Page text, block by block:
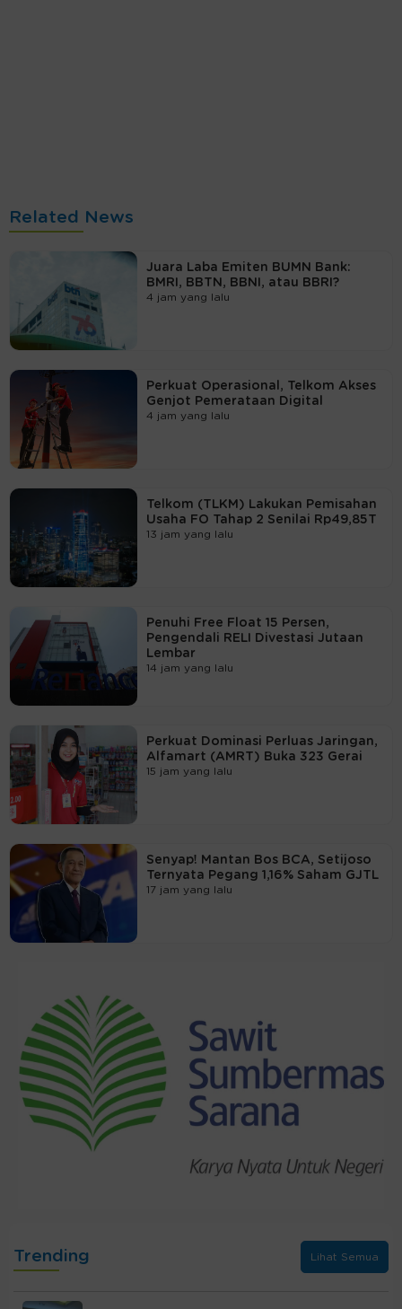
Related News
Juara Laba Emiten BUMN Bank:
BMRI, BBTN, BBNI, atau BBRI?
4 jam yang lalu
Perkuat Operasional, Telkom Akses
Genjot Pemerataan Digital
4 jam yang lalu
Telkom (TLKM) Lakukan Pemisahan
Usaha FO Tahap 2 Senilai Rp49,85T
13 jam yang lalu
Penuhi Free Float 15 Persen,
Pengendali RELI Divestasi Jutaan
Lembar
14 jam yang lalu
Perkuat Dominasi Perluas Jaringan,
Alfamart (AMRT) Buka 323 Gerai
15 jam yang lalu
Senyap! Mantan Bos BCA, Setijoso
Ternyata Pegang 1,16% Saham GJTL
17 jam yang lalu
Trending Lihat Semua